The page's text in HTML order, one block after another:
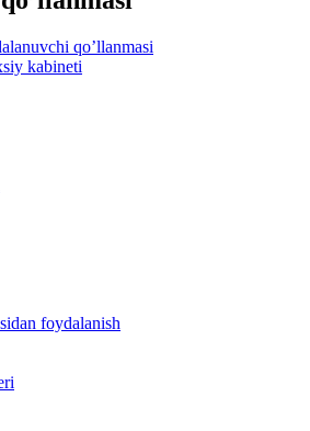
qo’llanmasi
kabineti
foydalanish